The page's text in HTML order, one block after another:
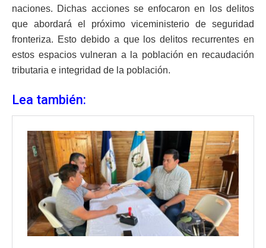
naciones. Dichas acciones se enfocaron en los delitos
que abordará el próximo viceministerio de seguridad
fronteriza. Esto debido a que los delitos recurrentes en
estos espacios vulneran a la población en recaudación
tributaria e integridad de la población.
Lea también: